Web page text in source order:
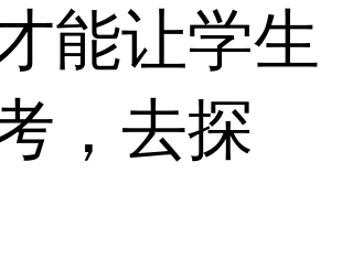
能让学生
，去探